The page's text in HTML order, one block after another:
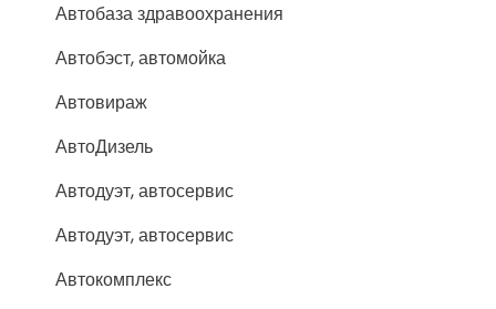
Автобаза здравоохранения
Автобэст, автомойка
Автовираж
АвтоДизель
Автодуэт, автосервис
Автодуэт, автосервис
Автокомплекс